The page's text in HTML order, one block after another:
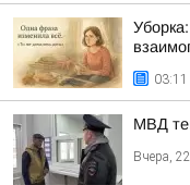
03:11
МВД
Вчера,